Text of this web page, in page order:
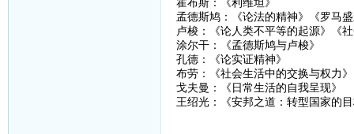
霍布斯：《利维坦》
孟德斯鸠：《论法的精神》《罗马
卢梭：《论人类不平等的起源》《
涂尔干：《孟德斯鸠与卢梭》
孔德：《论实证精神》
布劳：《社会生活中的交换与权力》
戈夫曼：《日常生活的自我呈现》
王绍光：《安邦之道：转型国家的